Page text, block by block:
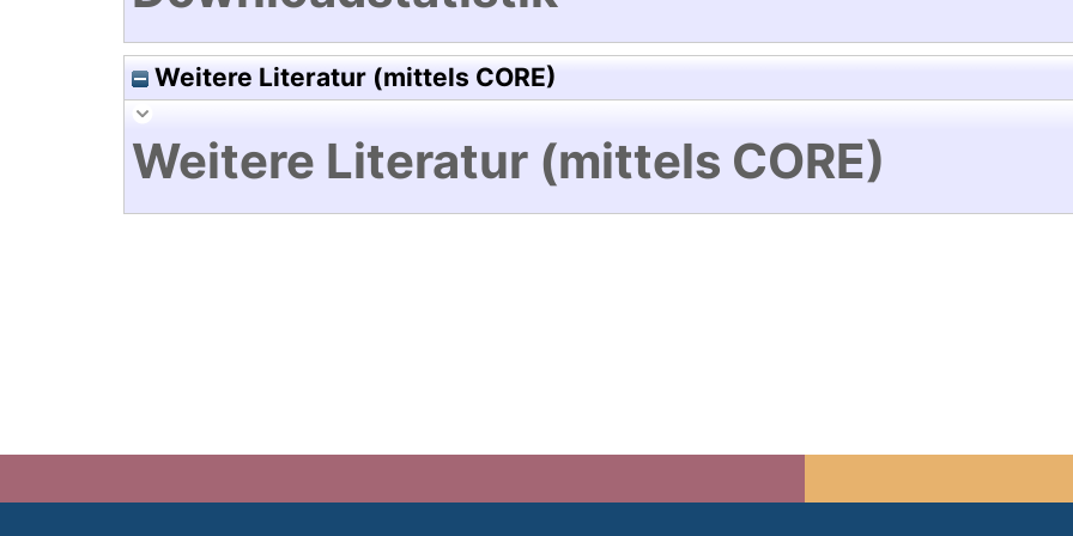
Weitere Literatur (mittels CORE)
Weitere Literatur (mittels CORE)